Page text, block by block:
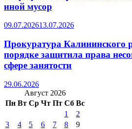
иной мусор
09.07.202613.07.2026
Прокуратура Калининского
порядке защитила права
сфере занятости
29.06.2026
Август 2026
Пн Вт Ср Чт Пт Сб Вс
1
2
3
4 5 6 7 8
9